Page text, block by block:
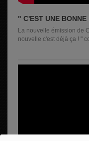
" C'EST UNE
DE CE 05 MAI 2026
La nouvelle émission de
nouvelle c'est déjà ça ! "